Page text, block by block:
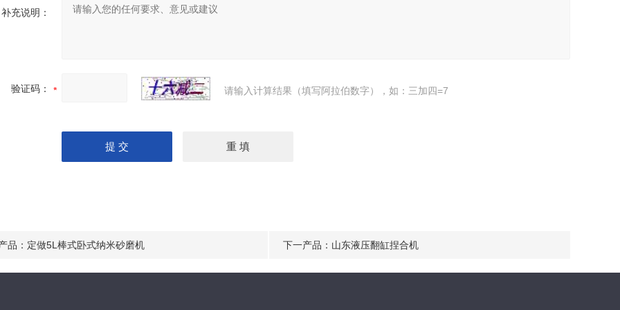
补充说明：
验证码： 请输入计算结果（填写阿拉伯数字），如：三加四=7
品： 定做5L棒式卧式纳米砂磨机 下一产品： 山东液压翻缸捏合机